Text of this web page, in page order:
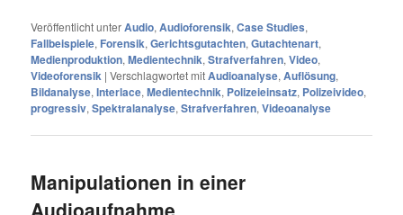
Veröffentlicht unterAudio,Audioforensik,Case Studies,
Fallbeispiele, Forensik,Gerichtsgutachten,Gutachtenart,
Medienproduktion,Medientechnik,Strafverfahren,Video,
Videoforensik |Verschlagwortet mitAudioanalyse,Auflösung,
Bildanalyse,Interlace,Medientechnik, Polizeieinsatz, Polizeivideo,
progressiv,Spektralanalyse,Strafverfahren,Videoanalyse
Manipulationen in einer
Audioaufnahme